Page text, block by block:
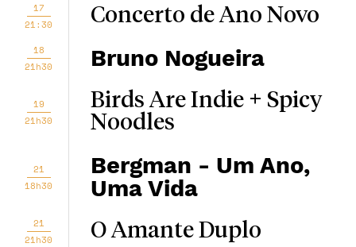
17
21:30
Concerto de Ano Novo
18
21h30
Bruno Nogueira
19
21h30
Birds Are Indie + Spicy
Noodles
21
18h30
Bergman - Um Ano,
Uma Vida
21
21h30
O Amante Duplo